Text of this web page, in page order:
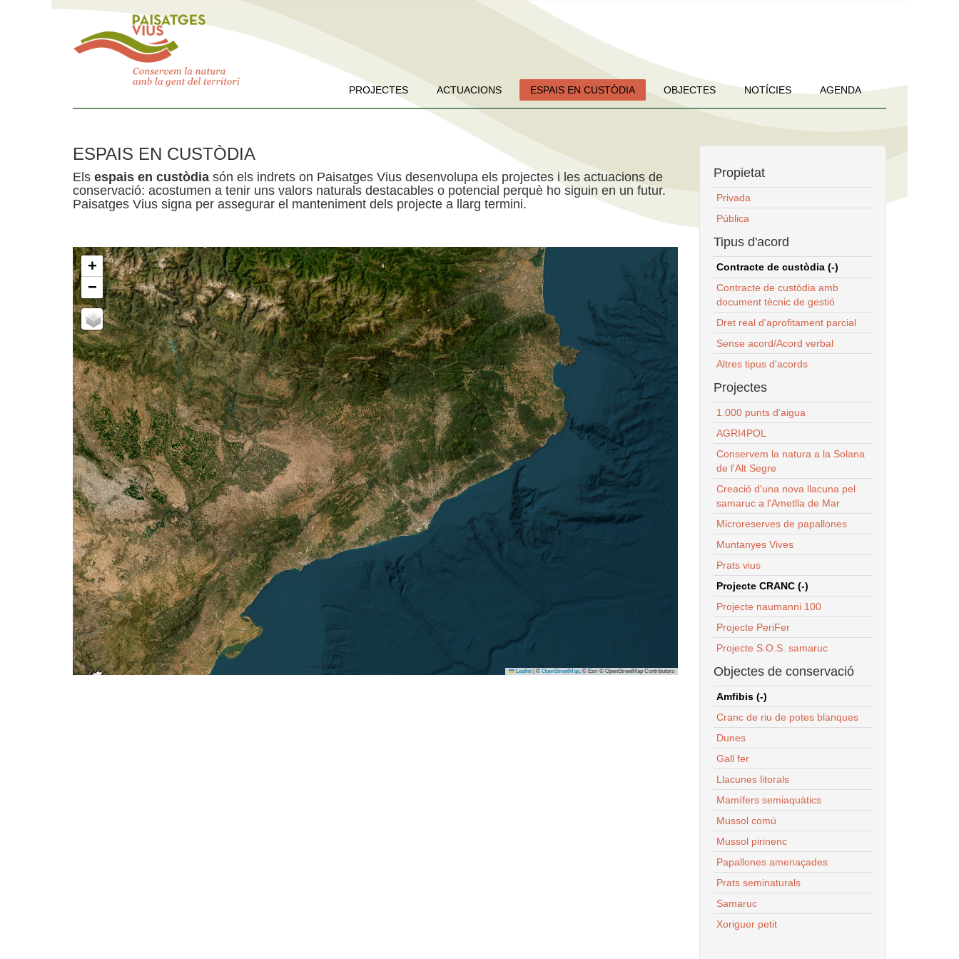
PROJECTES ACTUACIONS ESPAIS EN CUSTÒDIA OBJECTES NOTÍCIES AGENDA
ESPAIS EN CUSTÒDIA
Els espais en custòdia són els indrets on Paisatges Vius desenvolupa els projectes i les actuacions de
conservació: acostumen a tenir uns valors naturals destacables o potencial perquè ho siguin en un futur.
Paisatges Vius signa per assegurar el manteniment dels projecte a llarg termini.
+
−
Leaflet © OpenStreetMap, © Esri © OpenStreetMap Contributors
Propietat
Privada
Pública
Tipus d'acord
Contracte de custòdia (-)
Contracte de custòdia amb
document tècnic de gestió
Dret real d'aprofitament parcial
Sense acord/Acord verbal
Altres tipus d'acords
Projectes
1.000 punts d'aigua
AGRI4POL
Conservem la natura a la Solana
de l'Alt Segre
Creació d'una nova llacuna pel
samaruc a l'Ametlla de Mar
Microreserves de papallones
Muntanyes Vives
Prats vius
Projecte CRANC (-)
Projecte naumanni 100
Projecte PeriFer
Projecte S.O.S. samaruc
Objectes de conservació
Amfibis (-)
Cranc de riu de potes blanques
Dunes
Gall fer
Llacunes litorals
Mamífers semiaquàtics
Mussol comú
Mussol pirinenc
Papallones amenaçades
Prats seminaturals
Samaruc
Xoriguer petit